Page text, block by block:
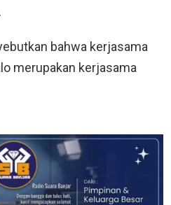
bahwa kerjasama
merupakan kerjasama